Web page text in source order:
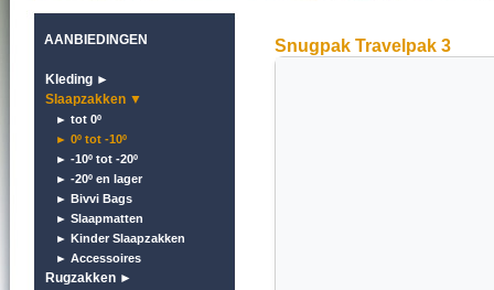
AANBIEDINGEN
Kleding ►
Slaapzakken ▼
► tot 0º
► 0º tot -10º
► -10º tot -20º
► -20º en lager
► Bivvi Bags
► Slaapmatten
► Kinder Slaapzakken
► Accessoires
Rugzakken ►
Snugpak Travelpak 3